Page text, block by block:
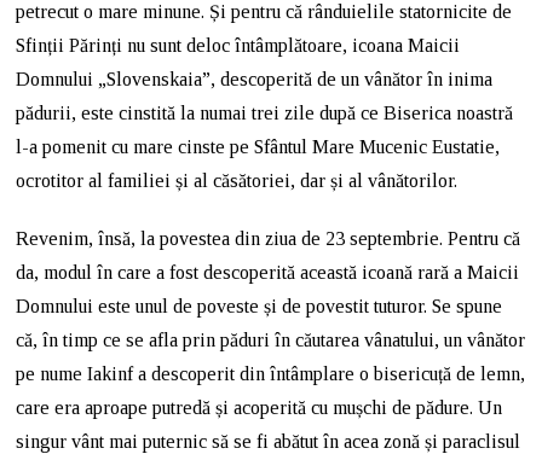
petrecut o mare minune. Și pentru că rânduielile statornicite de
Sfinții Părinți nu sunt deloc întâmplătoare, icoana Maicii
Domnului „Slovenskaia”, descoperită de un vânător în inima
pădurii, este cinstită la numai trei zile după ce Biserica noastră
l-a pomenit cu mare cinste pe Sfântul Mare Mucenic Eustatie,
ocrotitor al familiei și al căsătoriei, dar și al vânătorilor.
Revenim, însă, la povestea din ziua de 23 septembrie. Pentru că
da, modul în care a fost descoperită această icoană rară a Maicii
Domnului este unul de poveste și de povestit tuturor. Se spune
că, în timp ce se afla prin păduri în căutarea vânatului, un vânător
pe nume Iakinf a descoperit din întâmplare o bisericuță de lemn,
care era aproape putredă și acoperită cu mușchi de pădure. Un
singur vânt mai puternic să se fi abătut în acea zonă și paraclisul